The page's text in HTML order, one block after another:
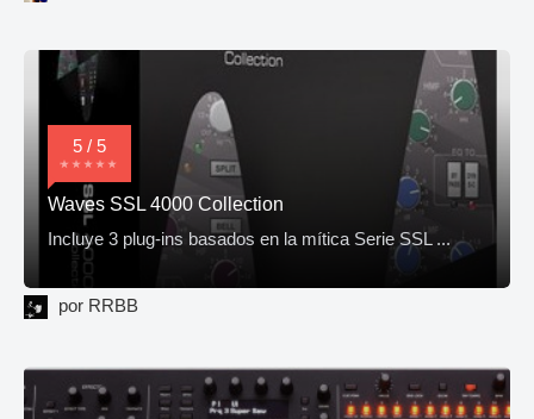
5 / 5
Waves SSL 4000 Collection
Incluye 3 plug-ins basados en la mítica Serie SSL ...
por RRBB